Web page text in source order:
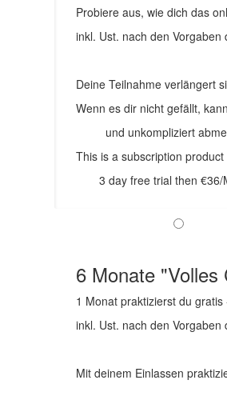
Probiere aus, wie dich das
inkl. Ust. nach den Vorgaben
Deine Teilnahme verlängert
Wenn es dir nicht gefällt,
und unkompliziert
This is a subscription
3 day free trial then €36/
6 Monate
1 Monat praktizierst du
inkl. Ust. nach den Vorgaben
Mit deinem Einlassen